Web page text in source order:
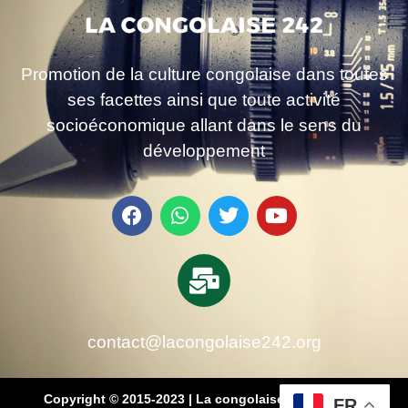
Promotion de la culture congolaise dans toutes
ses facettes ainsi que toute activité
socioéconomique allant dans le sens du
développement
contact@lacongolaise242.org
Copyright © 2015-2023 | La congolaise 242 – média